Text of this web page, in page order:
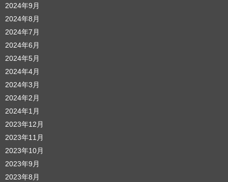
2024年9月
2024年8月
2024年7月
2024年6月
2024年5月
2024年4月
2024年3月
2024年2月
2024年1月
2023年12月
2023年11月
2023年10月
2023年9月
2023年8月